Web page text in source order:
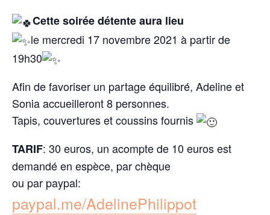
Cette soirée détente aura lieu
le mercredi 17 novembre 2021 à partir de
19h30
Afin de favoriser un partage équilibré, Adeline et
Sonia accueilleront 8 personnes.
Tapis, couvertures et coussins fournis
TARIF: 30 euros, un acompte de 10 euros est
demandé en espèce, par chèque
ou par paypal:
paypal.me/AdelinePhilippot